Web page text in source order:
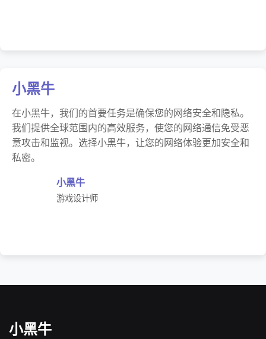
小黑牛
在小黑牛，我们的首要任务是确保您的网络安全和隐私。
我们提供全球范围内的高效服务，使您的网络通信免受恶
意攻击和监视。选择小黑牛，让您的网络体验更加安全和
私密。
小黑牛
游戏设计师
小黑牛